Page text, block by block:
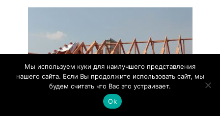
Мы используем куки для наилучшего представления
нашего сайта. Если Вы продолжите использовать сайт, мы
будем считать что Вас это устраивает.
Ok